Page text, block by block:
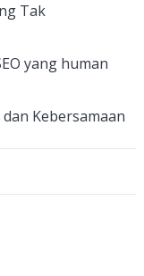
Tak
yang human
Kebersamaan